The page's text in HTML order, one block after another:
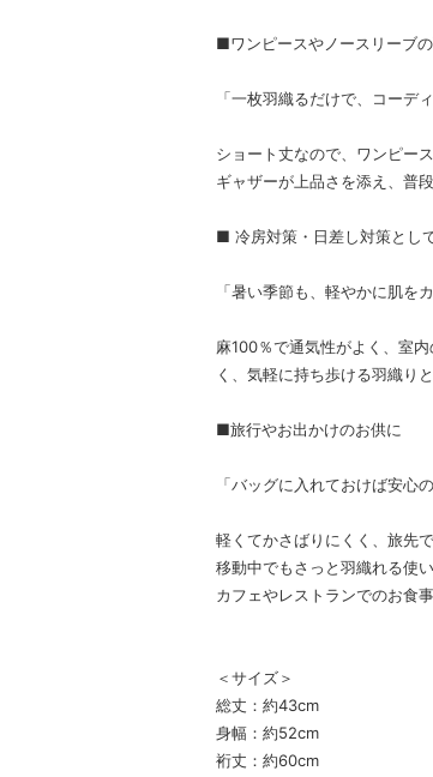
■ワンピースやノースリーブ
「一枚羽織るだけで、コーデ
ショート丈なので、ワンピー
ギャザーが上品さを添え、普
■ 冷房対策・日差し対策とし
「暑い季節も、軽やかに肌を
麻100％で通気性がよく、室
く、気軽に持ち歩ける羽織り
■旅行やお出かけのお供に
「バッグに入れておけば安心
軽くてかさばりにくく、旅先
移動中でもさっと羽織れる使
カフェやレストランでのお食
＜サイズ＞
総丈：約43cm
身幅：約52cm
裄丈：約60cm